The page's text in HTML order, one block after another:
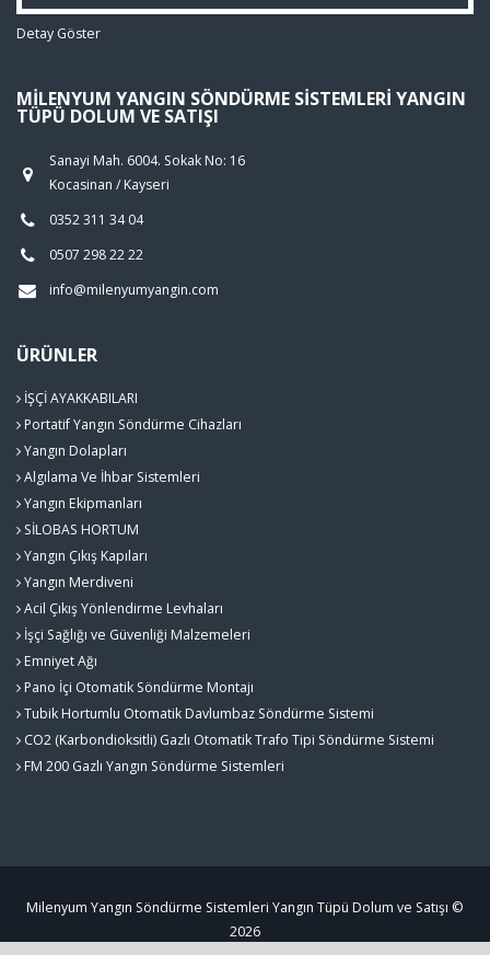
Detay Göster
MILENYUM YANGIN SÖNDÜRME SISTEMLERI YANGIN
TÜPÜ DOLUM VE SATIŞI
Sanayi Mah. 6004. Sokak No: 16
Kocasinan / Kayseri
0352 311 34 04
0507 298 22 22
info@milenyumyangin.com
ÜRÜNLER
İŞÇİ AYAKKABILARI
Portatif Yangın Söndürme Cihazları
Yangın Dolapları
Algılama Ve İhbar Sistemleri
Yangın Ekipmanları
SİLOBAS HORTUM
Yangın Çıkış Kapıları
Yangın Merdiveni
Acil Çıkış Yönlendirme Levhaları
İşçi Sağlığı ve Güvenliği Malzemeleri
Emniyet Ağı
Pano İçi Otomatik Söndürme Montajı
Tubik Hortumlu Otomatik Davlumbaz Söndürme Sistemi
CO2 (Karbondioksitli) Gazlı Otomatik Trafo Tipi Söndürme Sistemi
FM 200 Gazlı Yangın Söndürme Sistemleri
Milenyum Yangın Söndürme Sistemleri Yangın Tüpü Dolum ve Satışı ©
2026